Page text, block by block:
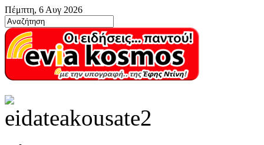
Πέμπτη, 6 Αυγ 2026